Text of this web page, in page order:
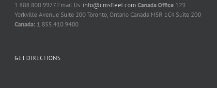
1.888.800.9977 Email Us: info@cmsfleet.com Canada Office 129
Yorkville Avenue Suite 200 Toronto, Ontario Canada M5R 1C4 Suite 200
Canada: 1.855.410.9400
GET DIRECTIONS